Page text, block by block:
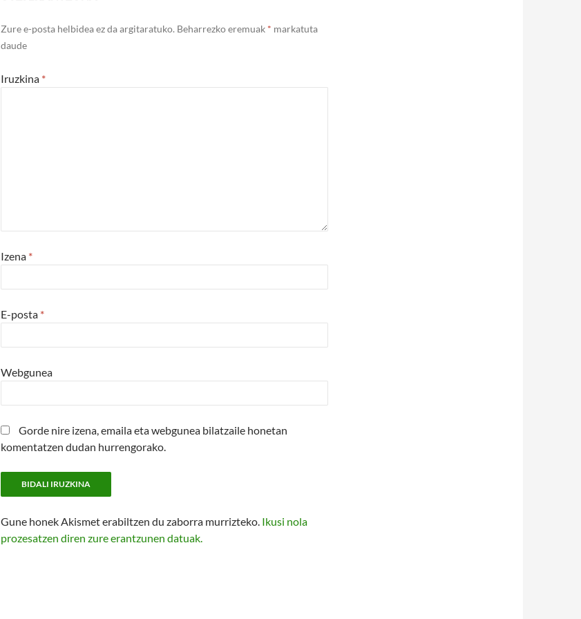
Zure e-posta helbidea ez da argitaratuko. Beharrezko eremuak * markatuta
daude
Iruzkina *
Izena *
E-posta *
Webgunea
Gorde nire izena, emaila eta webgunea bilatzaile honetan
komentatzen dudan hurrengorako.
Gune honek Akismet erabiltzen du zaborra murrizteko. Ikusi nola
prozesatzen diren zure erantzunen datuak.